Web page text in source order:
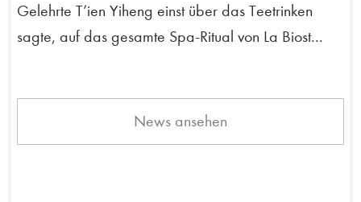
Gelehrte T’ien Yiheng einst über das Teetrinken
sagte, auf das gesamte Spa-Ritual von La Biost...
News ansehen